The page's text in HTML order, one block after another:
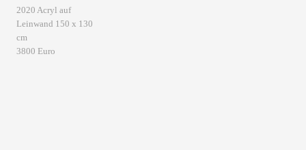
2020 Acryl auf
Leinwand 150 x 130
cm
3800 Euro